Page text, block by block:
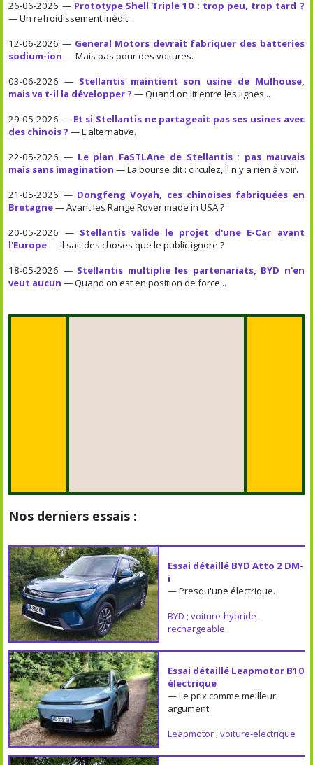
26-06-2026 — Prototype Shell Triple 10 : trop peu, trop tard ?
— Un refroidissement inédit.
12-06-2026 — General Motors devrait fabriquer des batteries
sodium-ion — Mais pas pour des voitures.
03-06-2026 — Stellantis maintient son usine de Mulhouse,
mais va t-il la développer ? — Quand on lit entre les lignes...
29-05-2026 — Et si Stellantis ne partageait pas ses usines avec
des chinois ? — L'alternative.
22-05-2026 — Le plan FaSTLAne de Stellantis : pas mauvais
mais sans imagination — La bourse dit : circulez, il n'y a rien à voir.
21-05-2026 — Dongfeng Voyah, ces chinoises fabriquées en
Bretagne— Avant les Range Rover made in USA ?
20-05-2026 — Stellantis valide le projet d'une E-Car avant
l'Europe— Il sait des choses que le public ignore ?
18-05-2026 — Stellantis multiplie les partenariats, BYD n'en
veut aucun — Quand on est en position de force...
Nos derniers essais :
Essai détaillé BYD Atto 2 DM-
i
— Presqu'une électrique.
BYD ; voiture-hybride-
rechargeable
Essai détaillé Leapmotor B10
électrique
— Le prix comme meilleur
argument.
Leapmotor; voiture-electrique